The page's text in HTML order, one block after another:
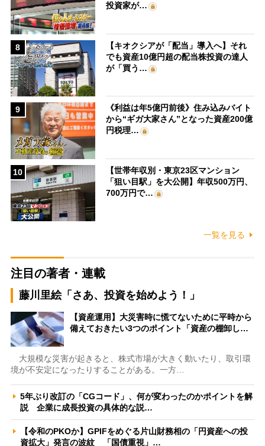
投資家が…
8
【キオクシアが「配当」導入へ】それ
でも資産10億円超の配当株投資の達人
が「買う…
9
《利益は年5億円前後》住み込みバイト
から“ギガ大家さん”となった資産200億
円税理…
10
【世帯年収別・東京23区マンション
「狙い目駅」を大公開】年収500万円、
700万円で…
一覧を見る
注目の著者・連載
藤川里絵「さあ、投資を始めよう！」
【資産運用】大災害時に慌てないために平時から
備えておきたい3つのポイント「資産の棚卸し…
大規模な災害が起きると、株式市場が大きく動いたり、取引環
境が不安定になったりすることがある。一方…
5年ぶり改訂の「CGコード」、何が変わったのかポイントを解
説 企業に成長投資の具体的な説…
【令和のPKOか】GPIFをめぐる片山財務相の「円資産への投
資拡大」発言の波紋 「国債重視」…